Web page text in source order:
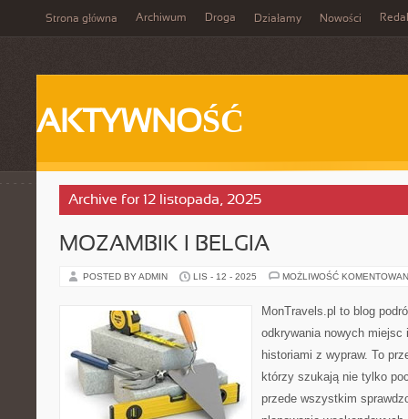
Strona główna Archiwum Droga Działamy Nowości
AKTYWNOŚĆ
Archive for 12 listopada, 2025
MOZAMBIK I BELGIA
POSTED BY ADMIN LIS - 12 - 2025 MOŻLIWOŚĆ
MonTravels.pl to blog
odkrywania nowych miejsc
historiami z wypraw. To
którzy szukają nie tylko
przede wszystkim